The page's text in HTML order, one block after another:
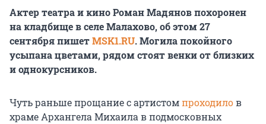
Актер театра и кино Роман Мадянов похоронен
на кладбище в селе Малахово, об этом 27
сентября пишетMSK1.RU. Могила покойного
усыпана цветами, рядом стоят венки от близких
и однокурсников.
Чуть раньше прощание с артистомпроходилов
храме Архангела Михаила в подмосковных